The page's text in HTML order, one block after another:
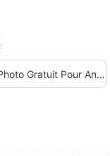
éDiteur D'images Photo Gratuit Pour Android